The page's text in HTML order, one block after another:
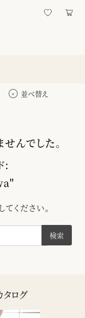
並べ替え
んでした。
:
ください。
検索
ログ